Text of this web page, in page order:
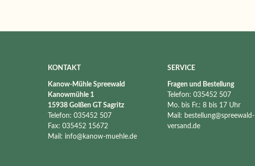
KONTAKT
Kanow-Mühle Spreewald
Kanowmühle 1
15938 Golßen GT Sagritz
Telefon: 035452 507
Fax: 035452 15672
Mail: info@kanow-muehle.de
SERVICE
Fragen und Bestellung
Telefon: 035452 507
Mo. bis Fr.: 8 bis 17 Uhr
Mail: bestellung@spreewald-
versand.de